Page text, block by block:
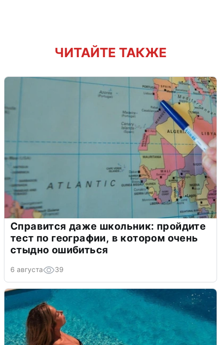
ЧИТАЙТЕ ТАКЖЕ
Справится даже школьник: пройдите
тест по географии, в котором очень
стыдно ошибиться
6 августа 39